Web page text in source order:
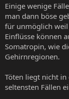
Einige wenige
man dann böse
für unmöglich
Einflüsse können
Somatropin, wie
Gehirnregionen.
Töten liegt nicht
seltensten Fällen